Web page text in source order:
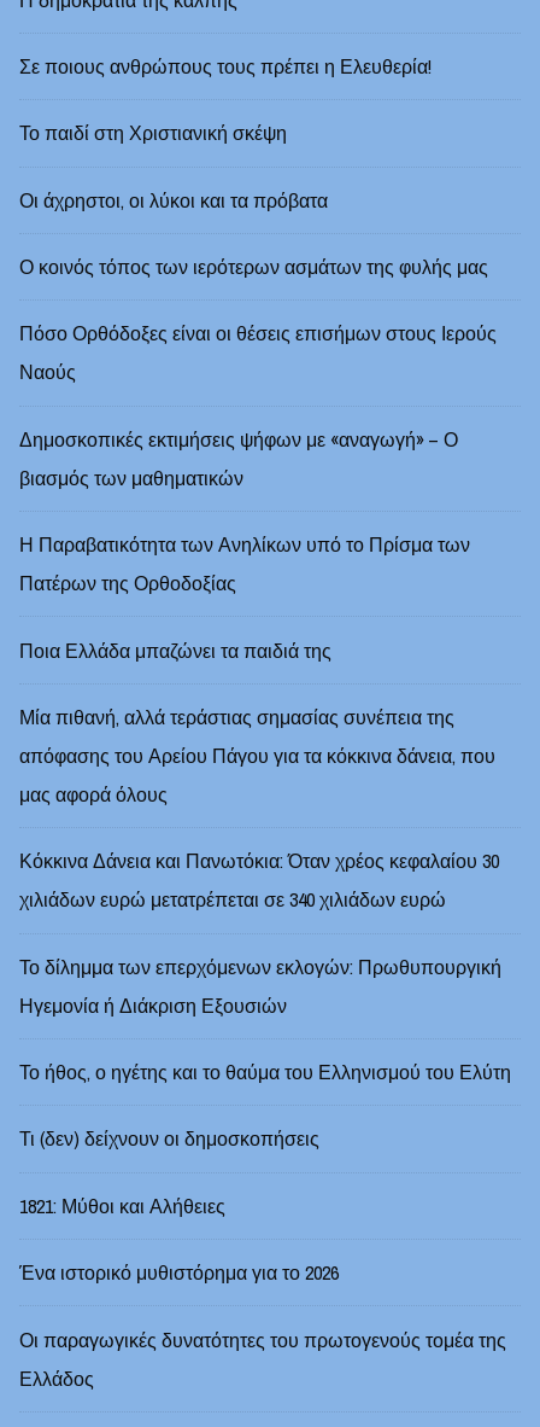
Σε ποιους ανθρώπους τους πρέπει η Ελευθερία!
Το παιδί στη Χριστιανική σκέψη
Οι άχρηστοι, οι λύκοι και τα πρόβατα
Ο κοινός τόπος των ιερότερων ασμάτων της φυλής μας
Πόσο Ορθόδοξες είναι οι θέσεις επισήμων στους Ιερούς
Ναούς
Δημοσκοπικές εκτιμήσεις ψήφων με «αναγωγή» – Ο
βιασμός των μαθηματικών
Η Παραβατικότητα των Ανηλίκων υπό το Πρίσμα των
Πατέρων της Ορθοδοξίας
Ποια Ελλάδα μπαζώνει τα παιδιά της
Μία πιθανή, αλλά τεράστιας σημασίας συνέπεια της
απόφασης του Αρείου Πάγου για τα κόκκινα δάνεια, που
μας αφορά όλους
Κόκκινα Δάνεια και Πανωτόκια: Όταν χρέος κεφαλαίου 30
χιλιάδων ευρώ μετατρέπεται σε 340 χιλιάδων ευρώ
Το δίλημμα των επερχόμενων εκλογών: Πρωθυπουργική
Ηγεμονία ή Διάκριση Εξουσιών
Το ήθος, ο ηγέτης και το θαύμα του Ελληνισμού του Ελύτη
Τι (δεν) δείχνουν οι δημοσκοπήσεις
1821: Μύθοι και Αλήθειες
Ένα ιστορικό μυθιστόρημα για το 2026
Οι παραγωγικές δυνατότητες του πρωτογενούς τομέα της
Ελλάδος